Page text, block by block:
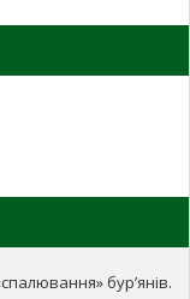
бур’янів.